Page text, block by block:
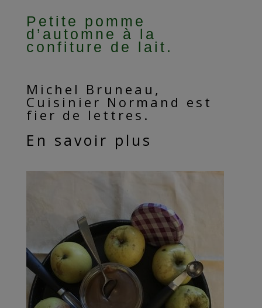
Petite pomme
d’automne à la
confiture de lait.
Michel Bruneau,
Cuisinier Normand est
fier de lettres.
En savoir plus